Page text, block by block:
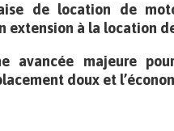
de location de
extension à la location
avancée majeure
doux et